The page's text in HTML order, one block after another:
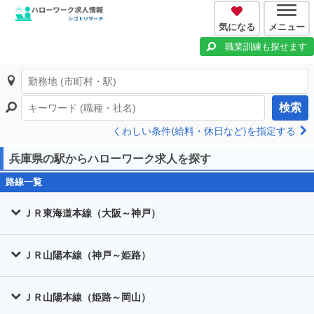
気になる メニュー
職業訓練も探せます
検索
くわしい条件(給料・休日など)を指定する
兵庫県の駅からハローワーク求人を探す
路線一覧
ＪＲ東海道本線（大阪～神戸）
ＪＲ山陽本線（神戸～姫路）
ＪＲ山陽本線（姫路～岡山）